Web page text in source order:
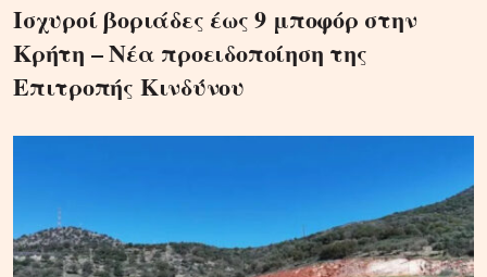
Ισχυροί βοριάδες έως 9 μποφόρ στην
Κρήτη – Νέα προειδοποίηση της
Επιτροπής Κινδύνου